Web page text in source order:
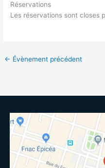
Réservations
Les réservations sont closes
← Évènement précédent